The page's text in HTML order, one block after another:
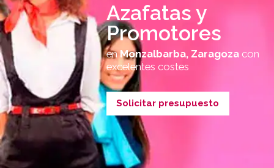
Azafatas y
Promotores
enMonzalbarba, Zaragozacon
excelentes costes
Solicitar presupuesto